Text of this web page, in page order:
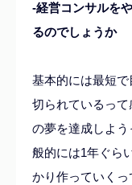
-経営コンサルを
るのでしょうか
基本的には最短
切られているっ
の夢を達成しよ
般的には1年ぐら
かり作っていく